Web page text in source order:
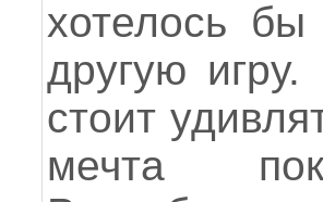
хотелось бы
другую
стоит
мечта